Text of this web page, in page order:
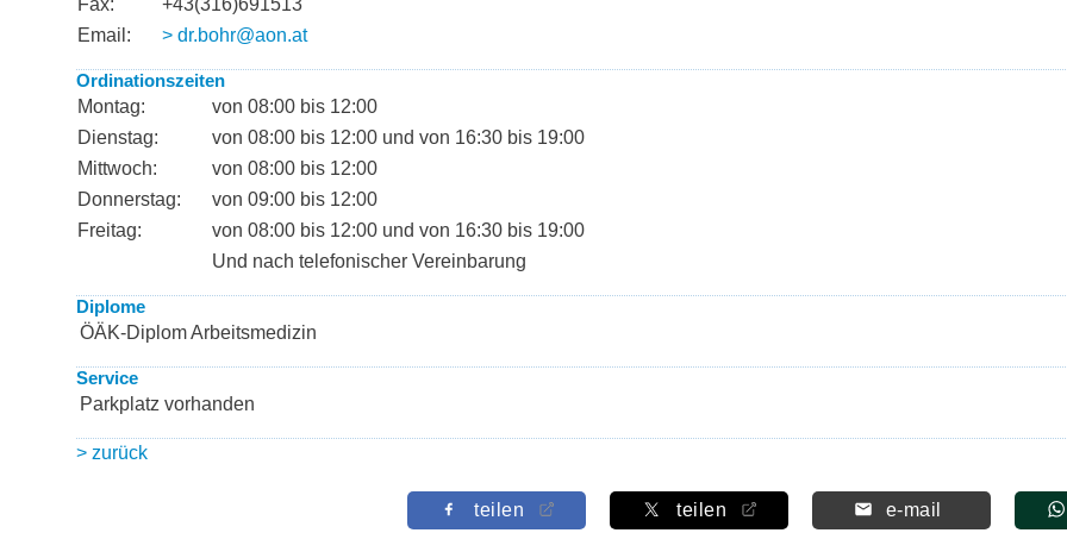
Fax:
+43(316)691513
Email:
> dr.bohr@aon.at
Ordinationszeiten
Montag:
von 08:00 bis 12:00
Dienstag:
von 08:00 bis 12:00 und von 16:30 bis 19:00
Mittwoch:
von 08:00 bis 12:00
Donnerstag:
von 09:00 bis 12:00
Freitag:
von 08:00 bis 12:00 und von 16:30 bis 19:00
Und nach telefonischer Vereinbarung
Diplome
ÖÄK-Diplom Arbeitsmedizin
Service
Parkplatz vorhanden
> zurück
teilen teilen e-mail